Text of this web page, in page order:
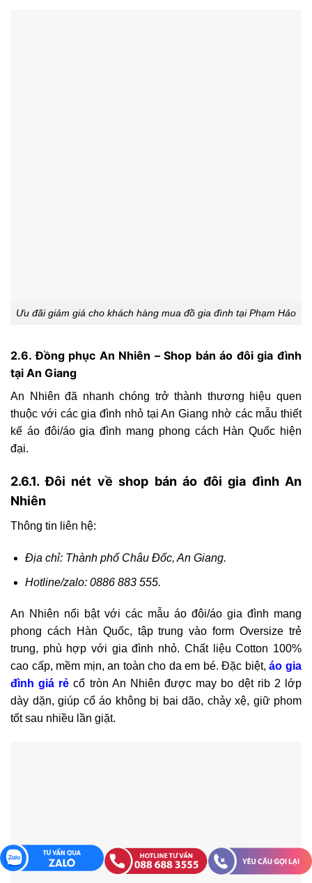
Ưu đãi giảm giá cho khách hàng mua đồ gia đình tại Phạm Hảo
2.6. Đồng phục An Nhiên – Shop bán áo đôi gia đình
tại An Giang
An Nhiên đã nhanh chóng trở thành thương hiệu quen
thuộc với các gia đình nhỏ tại An Giang nhờ các mẫu thiết
kế áo đôi/áo gia đình mang phong cách Hàn Quốc hiện
đại.
2.6.1. Đôi nét về shop bán áo đôi gia đình An
Nhiên
Thông tin liên hệ:
Địa chỉ: Thành phố Châu Đốc, An Giang.
Hotline/zalo: 0886 883 555.
An Nhiên nổi bật với các mẫu áo đôi/áo gia đình mang
phong cách Hàn Quốc, tập trung vào form Oversize trẻ
trung, phù hợp với gia đình nhỏ. Chất liệu Cotton 100%
cao cấp, mềm mịn, an toàn cho da em bé. Đặc biệt,áo gia
đình giá rẻ cổ tròn An Nhiên được may bo dệt rib 2 lớp
dày dặn, giúp cổ áo không bị bai dão, chảy xệ, giữ phom
tốt sau nhiều lần giặt.